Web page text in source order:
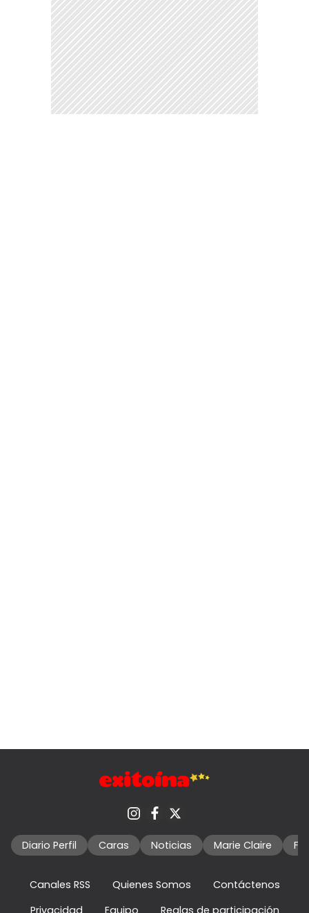
Diario Perfil Caras Noticias Marie Claire
Canales RSS Quienes Somos
Contáctenos
Privacidad
Equipo Reglas de participación